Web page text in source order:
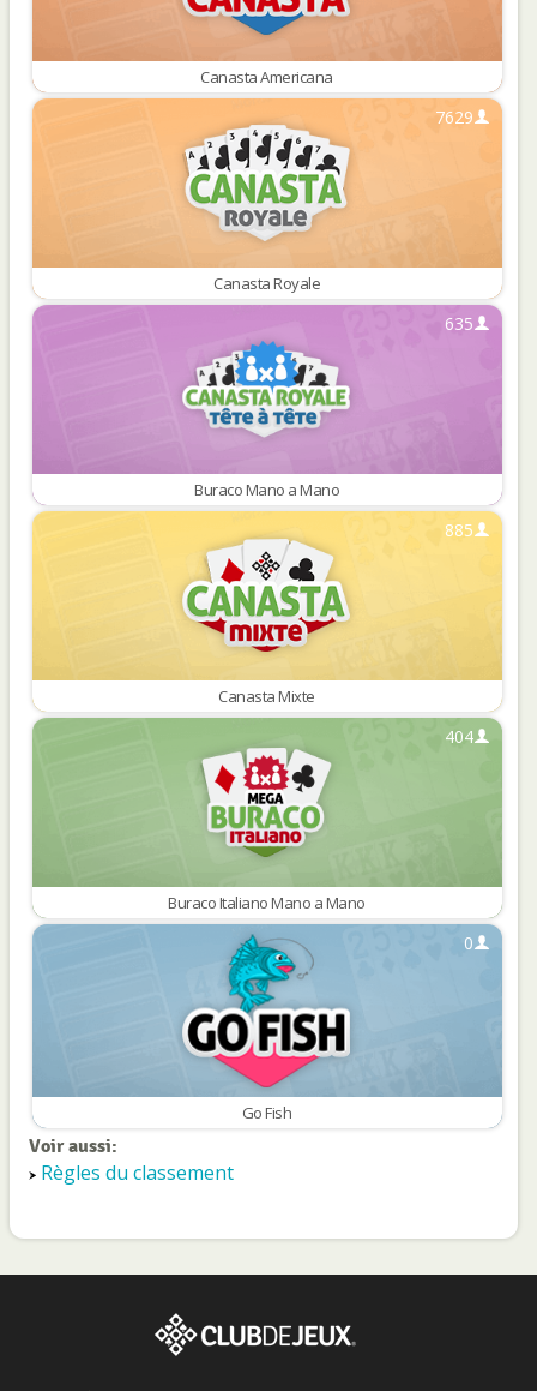
Canasta Americana
7629
Canasta Royale
635
Buraco Mano a Mano
885
Canasta Mixte
404
Buraco Italiano Mano a Mano
0
Go Fish
Voir aussi:
Règles du classement